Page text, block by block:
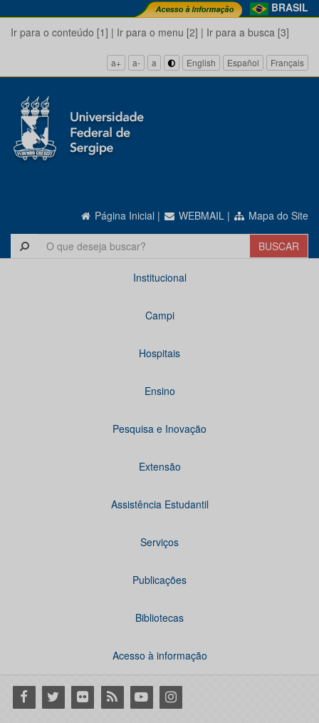
BRASIL
Ir para o conteúdo [1] | Ir para o menu [2] | Ir para a busca [3]
a+ a- a English Español Français
Página Inicial | WEBMAIL | Mapa do Site
Institucional
Campi
Hospitais
Ensino
Pesquisa e Inovação
Extensão
Assistência Estudantil
Serviços
Publicações
Bibliotecas
Acesso à informação
Facebook
Twitter Flickr RSS YoutubeInstagram